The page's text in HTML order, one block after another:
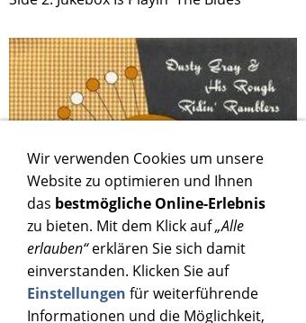
Wir verwenden Cookies um unsere
Website zu optimieren und Ihnen
das bestmögliche Online-Erlebnis
zu bieten. Mit dem Klick auf„Alle
erlauben“erklären Sie sich damit
einverstanden. Klicken Sie auf
Einstellungen für weiterführende
Informationen und die Möglichkeit,